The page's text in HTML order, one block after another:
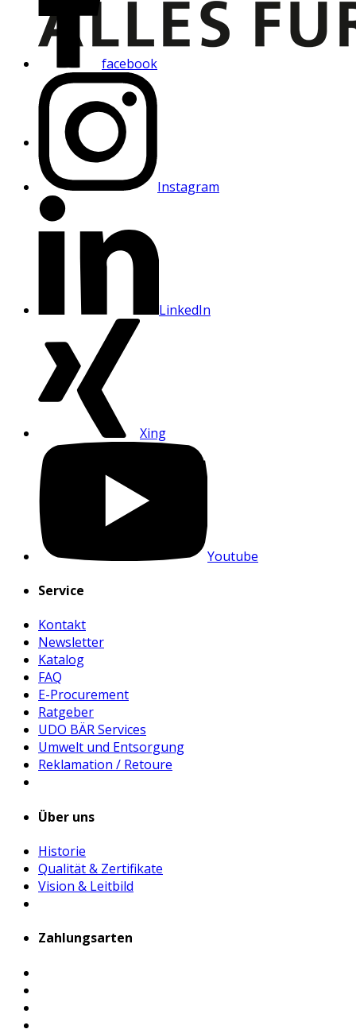
facebook
Instagram
LinkedIn
Xing
Youtube
Service
Kontakt
Newsletter
Katalog
FAQ
E-Procurement
Ratgeber
UDO BÄR Services
Umwelt und Entsorgung
Reklamation / Retoure
Über uns
Historie
Qualität & Zertifikate
Vision & Leitbild
Zahlungsarten